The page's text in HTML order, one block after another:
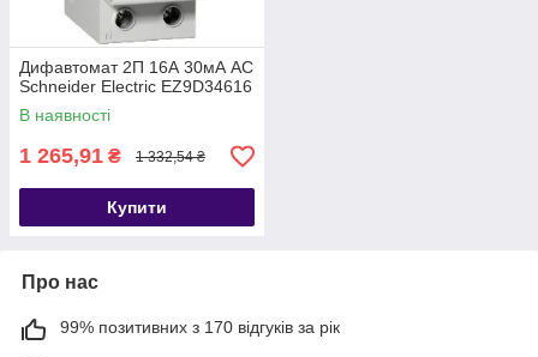
Дифавтомат 2П 16А 30мА АС
Schneider Electric EZ9D34616
В наявності
1 265,91 ₴ 1 332,54 ₴
Купити
Про нас
99% позитивних з 170 відгуків за рік